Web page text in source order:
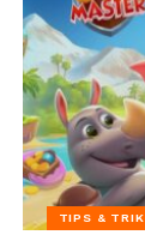
TIPS & TRIK